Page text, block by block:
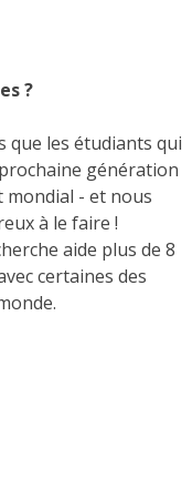
?
que les étudiants qui
génération
- et nous
à le faire !
aide plus de 8
certaines des